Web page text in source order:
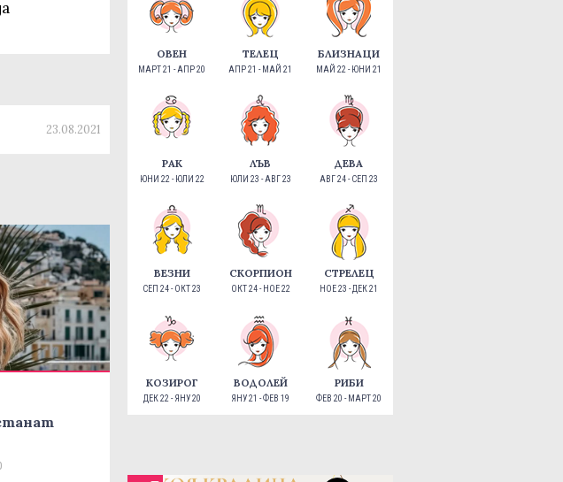
23.08.2021
ОВЕН
МАРТ 21 - АПР 20
ТЕЛЕЦ
АПР 21 - МАЙ 21
БЛИЗНАЦИ
МАЙ 22 - ЮНИ 21
РАК
ЮНИ 22 - ЮЛИ 22
ЛЪВ
ЮЛИ 23 - АВГ 23
ДЕВА
АВГ 24 - СЕП 23
ВЕЗНИ
СЕП 24 - ОКТ 23
СКОРПИОН
ОКТ 24 - НОЕ 22
СТРЕЛЕЦ
НОЕ 23 - ДЕК 21
КОЗИРОГ
ДЕК 22 - ЯНУ 20
ВОДОЛЕЙ
ЯНУ 21 - ФЕВ 19
РИБИ
ФЕВ 20 - МАРТ 20